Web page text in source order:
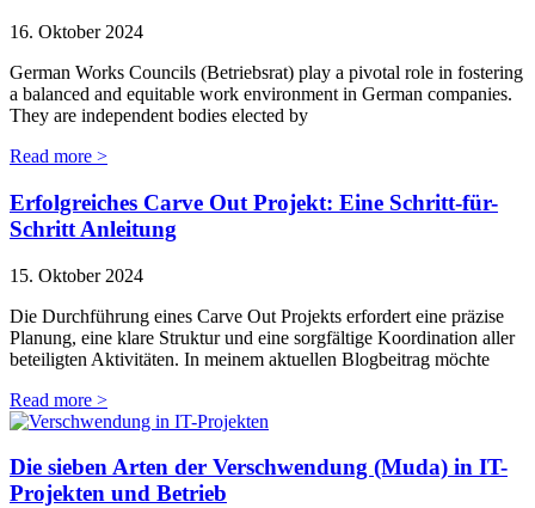
16. Oktober 2024
German Works Councils (Betriebsrat) play a pivotal role in fostering
a balanced and equitable work environment in German companies.
They are independent bodies elected by
Read more >
Erfolgreiches Carve Out Projekt: Eine Schritt-für-
Schritt Anleitung
15. Oktober 2024
Die Durchführung eines Carve Out Projekts erfordert eine präzise
Planung, eine klare Struktur und eine sorgfältige Koordination aller
beteiligten Aktivitäten. In meinem aktuellen Blogbeitrag möchte
Read more >
Die sieben Arten der Verschwendung (Muda) in IT-
Projekten und Betrieb